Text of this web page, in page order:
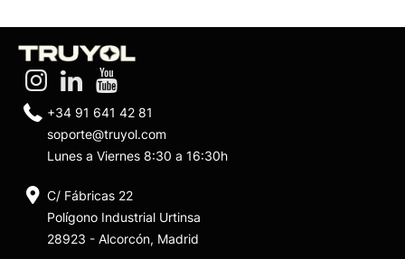
+34 91 641 42 81
soporte@truyol.com
Lunes a Viernes 8:30 a 16:30h
C/ Fábricas 22
Polígono Industrial Urtinsa
28923 - Alcorcón, Madrid